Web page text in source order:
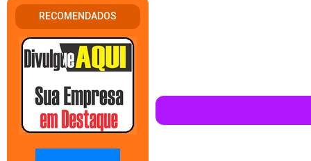
RECOMENDADOS